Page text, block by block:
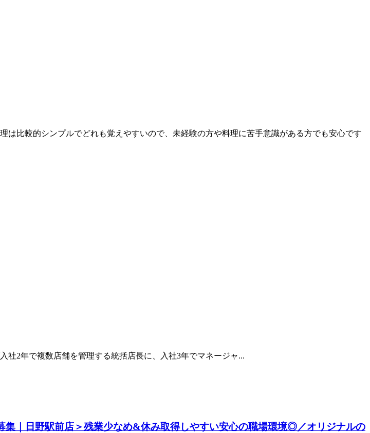
比較的シンプルでどれも覚えやすいので、未経験の方や料理に苦手意識がある方でも安心です
2年で複数店舗を管理する統括店長に、入社3年でマネージャ...
｜日野駅前店＞残業少なめ&休み取得しやすい安心の職場環境◎／オリジナルの